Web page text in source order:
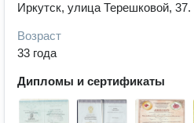
Иркутск, улица Терешковой, 37.
Возраст
33 года
Дипломы и сертификаты